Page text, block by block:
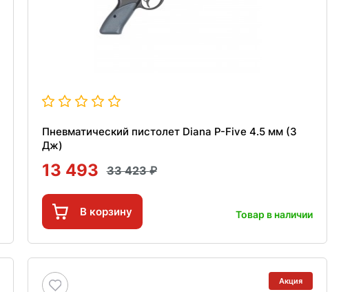
Пневматический пистолет Diana P-Five 4.5 мм (3
Дж)
13 493 33 423
В корзину Товар в наличии
Акция